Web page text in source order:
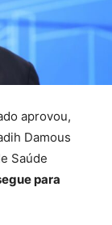
aprovou,
Damous
Saúde
para